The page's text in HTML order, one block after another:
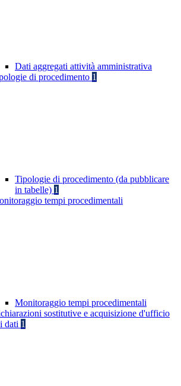
Dati aggregati attività amministrativa
di procedimento 1
Tipologie di procedimento (da pubblicare
in tabelle) 1
tempi procedimentali
Monitoraggio tempi procedimentali
sostitutive e acquisizione d'ufficio
dati 1